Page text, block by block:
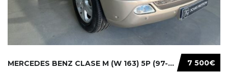
7 500€
MERCEDES BENZ CLASE M (W 163) 5P (97-05) 200...